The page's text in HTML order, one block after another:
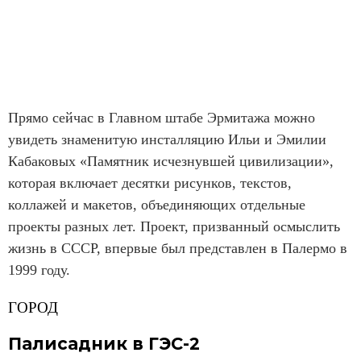
Прямо сейчас в Главном штабе Эрмитажа можно
увидеть знаменитую инсталляцию Ильи и Эмилии
Кабаковых «Памятник исчезнувшей цивилизации»,
которая включает десятки рисунков, текстов,
коллажей и макетов, объединяющих отдельные
проекты разных лет. Проект, призванный осмыслить
жизнь в СССР, впервые был представлен в Палермо в
1999 году.
ГОРОД
Палисадник в ГЭС-2